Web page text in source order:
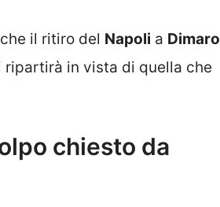
il ritiro del Napoli a Dimaro
ripartirà in vista di quella che
chiesto da